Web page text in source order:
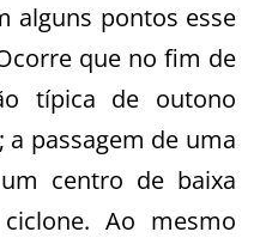
alguns pontos esse
que no fim de
típica de outono
a passagem de uma
centro de baixa
Ao mesmo